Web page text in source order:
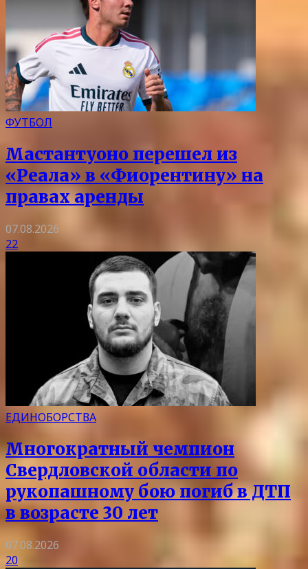
ФУТБОЛ
Мастантуоно перешел из
«Реала» в «Фиорентину» на
правах аренды
07.08.2026
22
ЕДИНОБОРСТВА
Многократный чемпион
Свердловской области по
рукопашному бою погиб в ДТП
в возрасте 30 лет
07.08.2026
20